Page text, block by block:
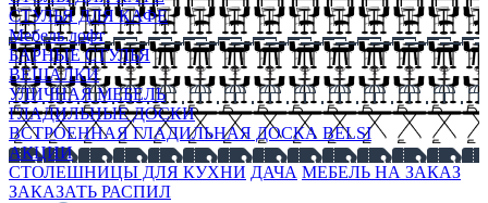
СТУЛЬЯ ДЛЯ КАФЕ
Мебель лофт
БАРНЫЕ СТУЛЬЯ
ВЕШАЛКИ
УЛИЧНАЯ МЕБЕЛЬ
ГЛАДИЛЬНЫЕ ДОСКИ
ВСТРОЕННАЯ ГЛАДИЛЬНАЯ ДОСКА BELSI
АКЦИИ
СТОЛЕШНИЦЫ ДЛЯ КУХНИ ДАЧА МЕБЕЛЬ НА ЗАКАЗ
ЗАКАЗАТЬ РАСПИЛ